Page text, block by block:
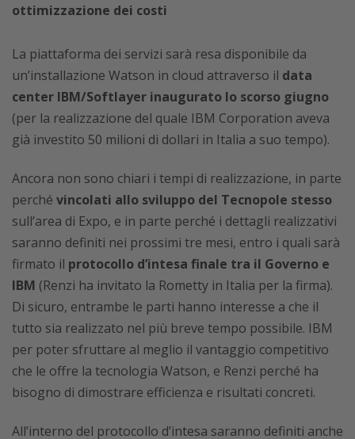
ottimizzazione dei costi
La piattaforma dei servizi sarà resa disponibile da
un’installazione Watson in cloud attraverso il data
center IBM/Softlayer inaugurato lo scorso giugno
(per la realizzazione del quale IBM Corporation aveva
già investito 50 milioni di dollari in Italia a suo tempo).
Ancora non sono chiari i tempi di realizzazione, in parte
perché vincolati allo sviluppo del Tecnopole stesso
sull’area di Expo, e in parte perché i dettagli realizzativi
saranno definiti nei prossimi tre mesi, entro i quali sarà
firmato il protocollo d’intesa finale tra il Governo e
IBM (Renzi ha invitato la Rometty in Italia per la firma).
Di sicuro, entrambe le parti hanno interesse a che il
tutto sia realizzato nel più breve tempo possibile. IBM
per poter sfruttare al meglio il vantaggio competitivo
che le offre la tecnologia Watson, e Renzi perché ha
bisogno di dimostrare efficienza e risultati concreti.
All’interno del protocollo d’intesa saranno definiti anche